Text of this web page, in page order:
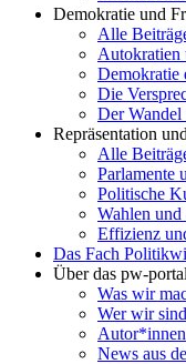
Demokratie und
Alle
Autokratien
Demokratie
Die
Der
Repräsentation
Alle
Parlamente
Politische
Wahlen und
Effizienz
Das Fach
Über das pw-portal
Was wir
Wer wir sind
Autor*innen
News aus